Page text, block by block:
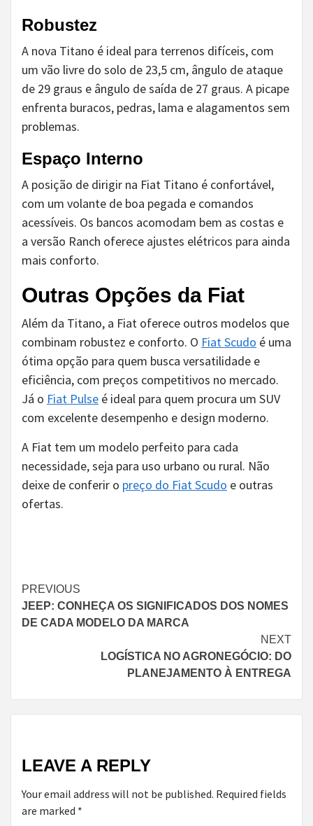
Robustez
A nova Titano é ideal para terrenos difíceis, com
um vão livre do solo de 23,5 cm, ângulo de ataque
de 29 graus e ângulo de saída de 27 graus. A picape
enfrenta buracos, pedras, lama e alagamentos sem
problemas.
Espaço Interno
A posição de dirigir na Fiat Titano é confortável,
com um volante de boa pegada e comandos
acessíveis. Os bancos acomodam bem as costas e
a versão Ranch oferece ajustes elétricos para ainda
mais conforto.
Outras Opções da Fiat
Além da Titano, a Fiat oferece outros modelos que
combinam robustez e conforto. O Fiat Scudo é uma
ótima opção para quem busca versatilidade e
eficiência, com preços competitivos no mercado.
Já o Fiat Pulse é ideal para quem procura um SUV
com excelente desempenho e design moderno.
A Fiat tem um modelo perfeito para cada
necessidade, seja para uso urbano ou rural. Não
deixe de conferir o preço do Fiat Scudo e outras
ofertas.
Continue
Reading
PREVIOUS
JEEP: CONHEÇA OS SIGNIFICADOS DOS NOMES
DE CADA MODELO DA MARCA
NEXT
LOGÍSTICA NO AGRONEGÓCIO: DO
PLANEJAMENTO À ENTREGA
LEAVE A REPLY
Your email address will not be published. Required fields
are marked *